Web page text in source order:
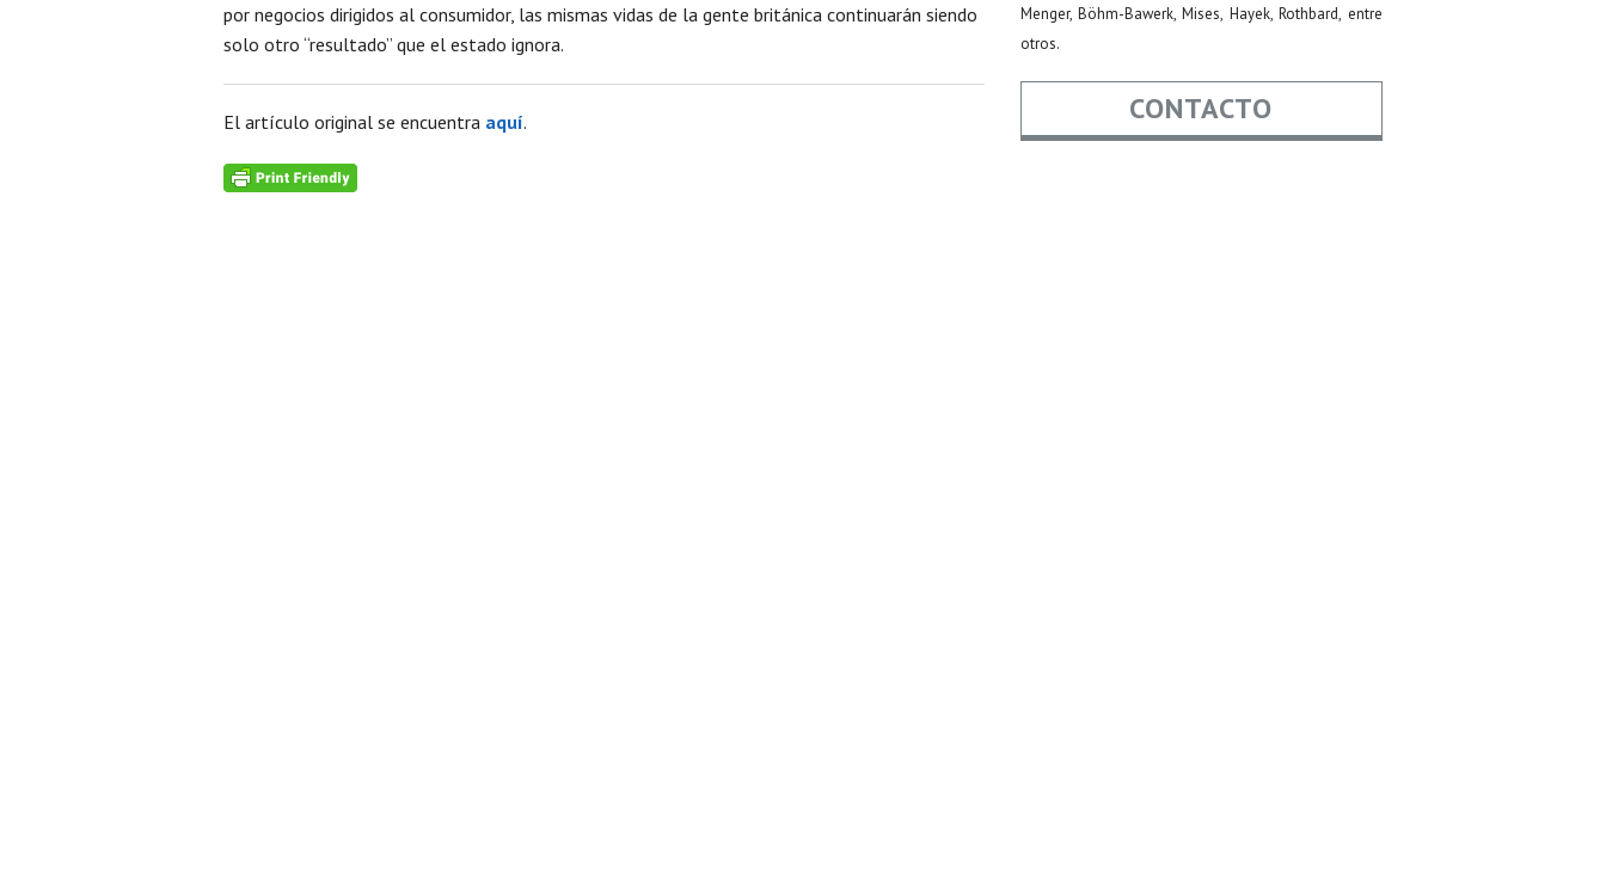
por negocios dirigidos al consumidor, las mismas vidas de la gente británica continuarán siendo
solo otro “resultado” que el estado ignora.
El artículo original se encuentra aquí.
Menger, Böhm-Bawerk, Mises, Hayek, Rothbard, entre
otros.
CONTACTO